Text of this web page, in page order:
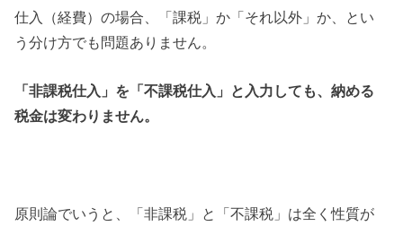
仕入（経費）の場合、「課税」か「それ以外」か、とい
う分け方でも問題ありません。
「非課税仕入」を「不課税仕入」と入力しても、納める
税金は変わりません。
原則論でいうと、「非課税」と「不課税」は全く性質が